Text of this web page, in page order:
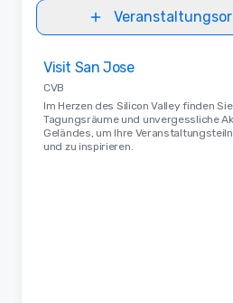
Visit San Jose
CVB
Im Herzen des Silicon Valley finden
Tagungsräume und unvergessliche
Geländes, um Ihre
und zu inspirieren.